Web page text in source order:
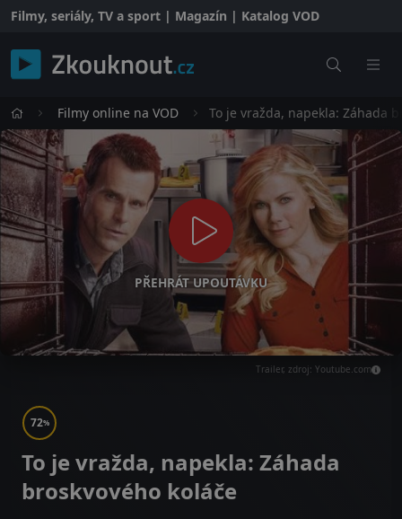
Filmy, seriály, TV a sport | Magazín | Katalog VOD
Filmy online na VOD To je vražda, napekla: Záhada
PŘEHRÁT UPOUTÁVKU
Trailer, zdroj: Youtube.com
72%
To je vražda, napekla: Záhada
broskvového koláče